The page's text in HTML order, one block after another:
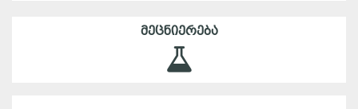
ᲛᲔᲪᲜᲘᲔᲠᲔᲑᲐ